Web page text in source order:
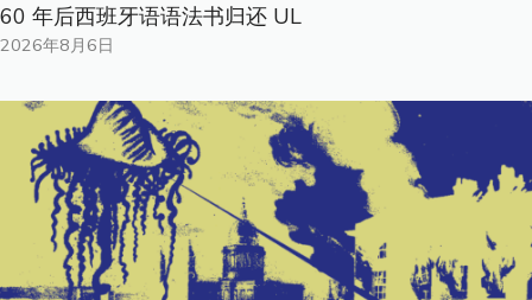
60 年后西班牙语语法书归还 UL
2026年8月6日